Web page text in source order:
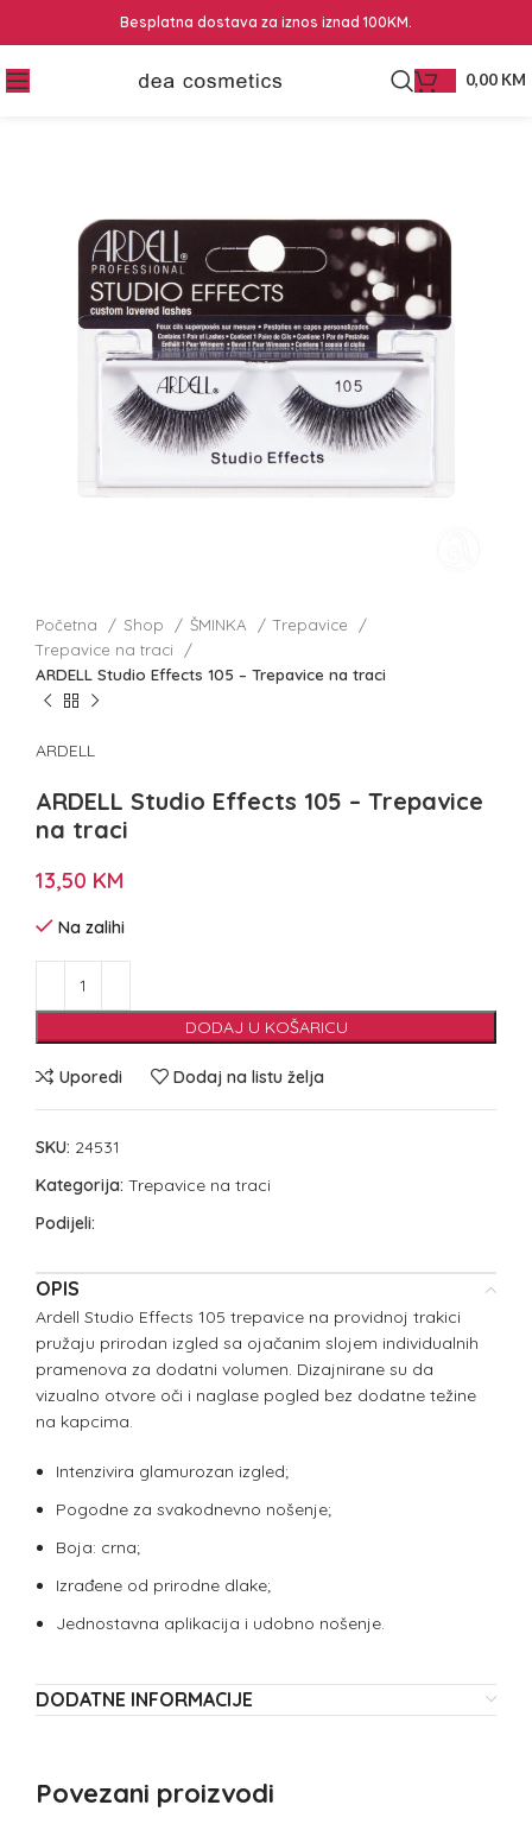
Besplatna dostava za iznos iznad 100KM.
0,00 KM
Početna Shop ŠMINKA
Trepavice
Trepavice na traci
ARDELL Studio Effects 105 – Trepavice na traci
ARDELL
ARDELL Studio Effects 105 – Trepavice
na traci
13,50 KM
Na zalihi
DODAJ U KOŠARICU
Uporedi Dodaj na listu želja
SKU: 24531
Kategorija: Trepavice na traci
Podijeli:
OPIS
Ardell Studio Effects 105 trepavice na providnoj trakici
pružaju prirodan izgled sa ojačanim slojem individualnih
pramenova za dodatni volumen. Dizajnirane su da
vizualno otvore oči i naglase pogled bez dodatne težine
na kapcima.
Intenzivira glamurozan izgled;
Pogodne za svakodnevno nošenje;
Boja: crna;
Izrađene od prirodne dlake;
Jednostavna aplikacija i udobno nošenje.
DODATNE INFORMACIJE
Povezani proizvodi